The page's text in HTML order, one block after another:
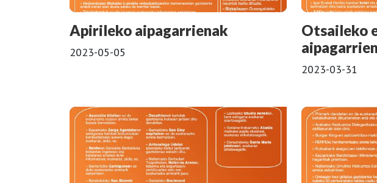
Apirileko aipagarrienak
2023-05-05
Otsaileko
2023-03-31